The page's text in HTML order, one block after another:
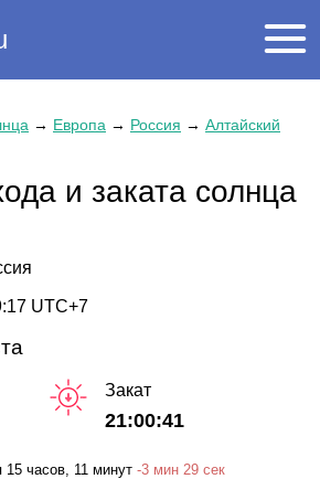
→ Европа → Россия → Алтайский
и заката солнца
UTC+7
Закат
21:00:41
15 часов , 11 минут -3 мин 29 сек